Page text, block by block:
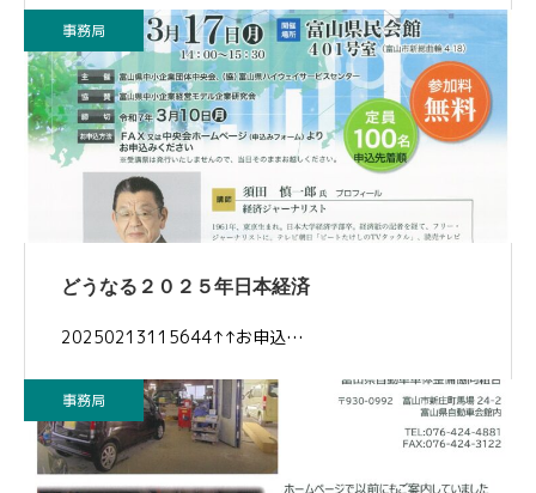
事務局
どうなる２０２５年日本経済
20250213115644↑↑お申込…
事務局